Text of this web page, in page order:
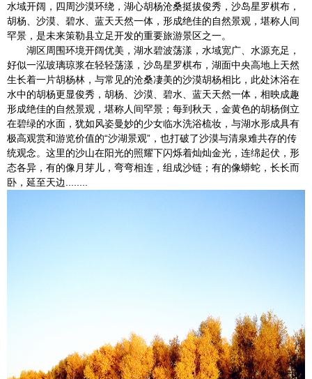
水域开阔，四周沙漠环绕，湖心胡杨沧桑挺拔俊秀，沙岛星罗棋布，
胡杨、沙漠、碧水、蓝天天然一体，形成绝佳的自然景观，堪称人间
罕景，是未来策勒县立足开发的重要旅游景区之一。
湖区周围环境开阔优美，湖水碧波荡漾，水域宽广、水源充足，
好似一泓玻璃琼浆在轻轻荡漾，沙岛星罗棋布，湖面中央高地上天然
生长着一片胡杨林，与常见的沧桑凄美的沙漠胡杨相比，此处沐浴在
水中的胡杨更显俊秀，胡杨、沙漠、碧水、蓝天天然一体，相映成趣
形成绝佳的自然景观，堪称人间罕景；每到秋天，金黄色的胡杨倒立
在碧绿的水面，犹如风姿曼妙的少女临水洗浴梳妆，与湖水形成具有
极高观赏和游览价值的“沙湖景观”，也打破了沙漠与清泉难共存的传
统观念。这里的沙山在阳光的照耀下闪烁着灿灿金光，连绵起伏，形
态各异，有的像月芽儿，弯弯相连，组成沙链；有的像蟒蛇，长长而
卧，延至天边........